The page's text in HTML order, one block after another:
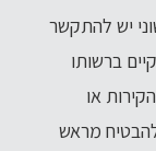
יש להתקשר
ברשותו
או
מראש